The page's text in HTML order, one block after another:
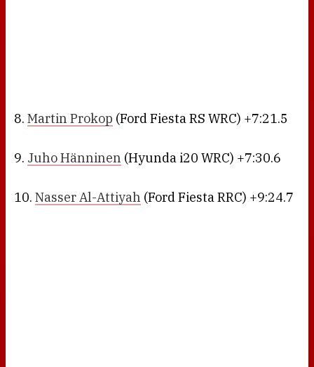
8. Martin Prokop (Ford Fiesta RS WRC) +7:21.5
9. Juho Hänninen (Hyunda i20 WRC) +7:30.6
10. Nasser Al-Attiyah (Ford Fiesta RRC) +9:24.7